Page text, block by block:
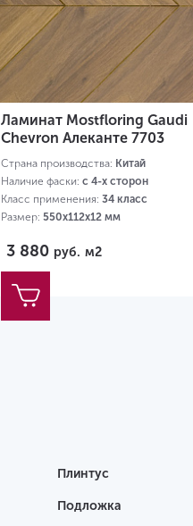
Ламинат Mostfloring Gaudi
Chevron Алеканте 7703
Страна производства: Китай
Наличие фаски: с 4-х сторон
Класс применения: 34 класс
Размер: 550х112х12 мм
3 880 руб. м2
Плинтус
Подложка